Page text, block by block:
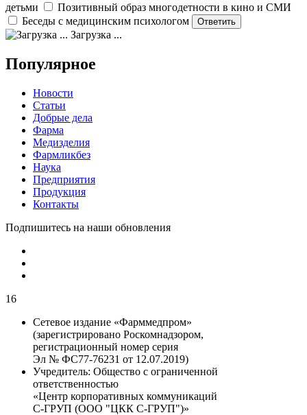
детьми
Позитивный образ многодетности в кино и СМИ
Беседы с медицинским психологом
Загрузка ...
Популярное
Новости
Статьи
Добрые дела
Фарма
Медизделия
Фармликбез
Наука
Предприятия
Продукция
Контакты
Подпишитесь на наши обновления
16
Сетевое издание «Фарммедпром»
(зарегистрировано Роскомнадзором,
регистрационный номер серия
Эл № ФС77-76231 от 12.07.2019)
Учредитель: Общество с ограниченной
ответственностью
«Центр корпоративных коммуникаций
С-ГРУП (ООО "ЦКК С-ГРУП")»